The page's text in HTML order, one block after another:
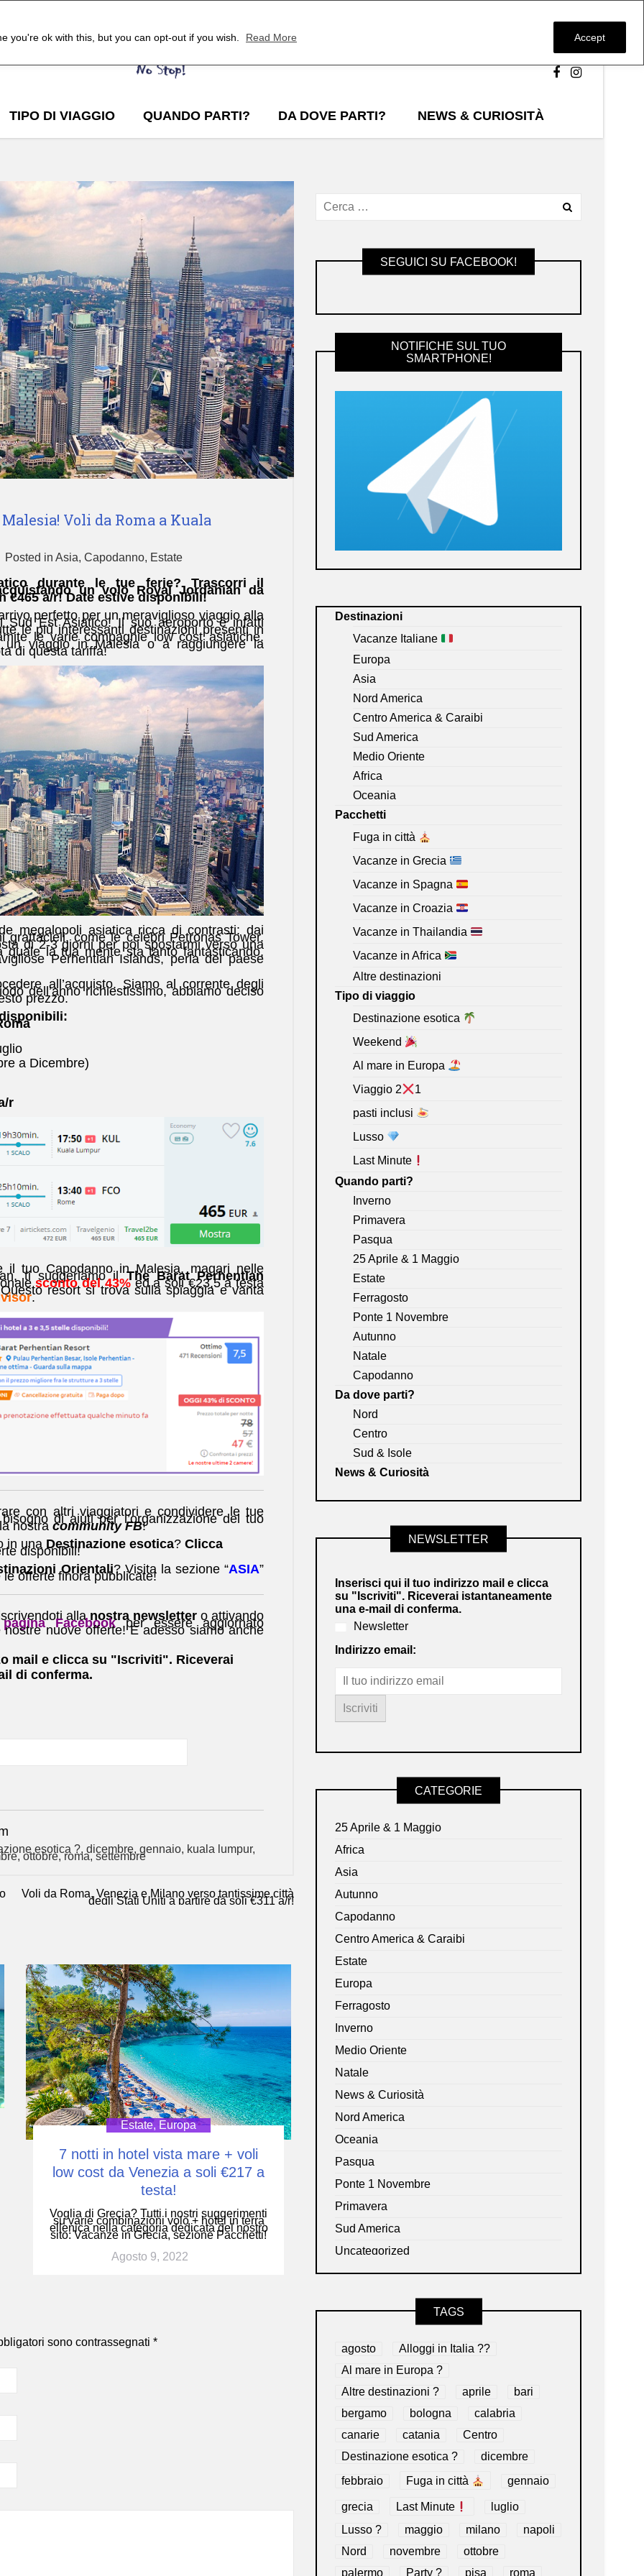
you're ok with this, but you can opt-out if you wish. Read More Accept
TIPO DI VIAGGIO QUANDO PARTI? DA DOVE PARTI? NEWS & CURIOSITÀ
Voli da Roma a Kuala
Posted in Asia, Capodanno, Estate
durante le tue ferie? Trascorri il
un volo Royal Jordanian da
€465 a/r! Date estive disponibili!
perfetto per un meraviglioso viaggio alla
Sud Est Asiatico! Il suo aeroporto è infatti
le più interessanti destinazioni presenti in
le varie compagnie low cost asiatiche.
viaggio in Malesia o a raggiungere la
di questa tariffa!
megalopoli asiatica ricca di contrasti: dai
grattacieli, come le celebri Petronas Tower.
di 2-3 giorni per poi spostarmi verso una
quale la tua mente sta tanto fantasticando,
Perhentian Islands, perla del paese
all’acquisto. Siamo al corrente degli
dell’anno richiestissimo, abbiamo deciso
prezzo.
a Dicembre)
r
il tuo Capodanno in Malesia, magari nelle
ti suggeriamo ilThe Barat Perhentian
sconto del 43% ed a soli €23,5 a testa
resort si trova sulla spiaggia e vanta
.
con altri viaggiatori e condividere le tue
di aiuti per l’organizzazione del tuo
nostra community FB!
in una Destinazione esotica? Clicca
disponibili!
Orientali? Visita la sezione “ASIA”
offerte finora pubblicate!
alla nostra newsletter o attivando
Facebookper essere aggiornato
nuove offerte! E adesso siamo anche
mail e clicca su "Iscriviti". Riceverai
di conferma.
esotica ?, dicembre, gennaio, kuala lumpur,
,ottobre,roma,settembre
Voli da Roma, Venezia e Milano verso tantissime città
degli Stati Uniti a partire da soli €311 a/r!
Estate, Europa
7 notti in hotel vista mare + voli
low cost da Venezia a soli €217 a
testa!
Voglia di Grecia? Tutti i nostri suggerimenti
su varie combinazioni volo + hotel in terra
ellenica nella categoria dedicata del nostro
sito: Vacanze in Grecia, sezione Pacchetti!
Agosto 9, 2022
sono contrassegnati *
SEGUICI SU FACEBOOK!
NOTIFICHE SUL TUO
SMARTPHONE!
Destinazioni
Vacanze Italiane
Europa
Asia
Nord America
Centro America & Caraibi
Sud America
Medio Oriente
Africa
Oceania
Pacchetti
Fuga in città
Vacanze in Grecia
Vacanze in Spagna
Vacanze in Croazia
Vacanze in Thailandia
Vacanze in Africa
Altre destinazioni
Tipo di viaggio
Destinazione esotica
Weekend
Al mare in Europa
Viaggio 2
1
pasti inclusi
Lusso
Last Minute
Quando parti?
Inverno
Primavera
Pasqua
25 Aprile & 1 Maggio
Estate
Ferragosto
Ponte 1 Novembre
Autunno
Natale
Capodanno
Da dove parti?
Nord
Centro
Sud & Isole
News & Curiosità
NEWSLETTER
Inserisci qui il tuo indirizzo mail e clicca
su "Iscriviti". Riceverai istantaneamente
una e-mail di conferma.
Newsletter
Indirizzo email:
CATEGORIE
25 Aprile & 1 Maggio
Africa
Asia
Autunno
Capodanno
Centro America & Caraibi
Estate
Europa
Ferragosto
Inverno
Medio Oriente
Natale
News & Curiosità
Nord America
Oceania
Pasqua
Ponte 1 Novembre
Primavera
Sud America
Uncategorized
TAGS
agosto
Alloggi in Italia ??
Al mare in Europa ?️
Altre destinazioni ?
aprile
bari
bergamo
bologna
calabria
canarie
catania
Centro
Destinazione esotica ?
dicembre
febbraio Fuga in città gennaio
grecia Last Minute
luglio
Lusso ?
maggio milano
napoli
Nord
novembre
ottobre
palermo
Party ? pisa roma